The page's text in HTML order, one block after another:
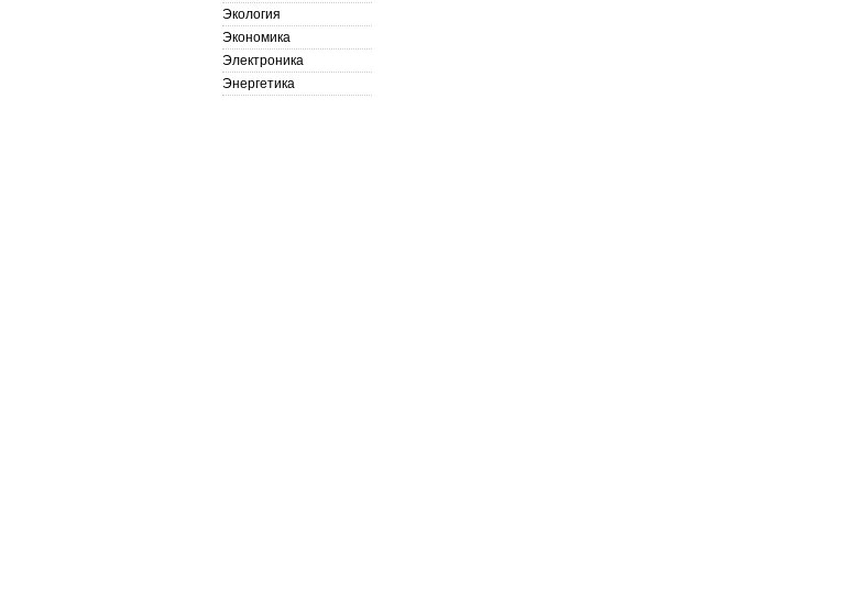
Экология
Экономика
Электроника
Энергетика